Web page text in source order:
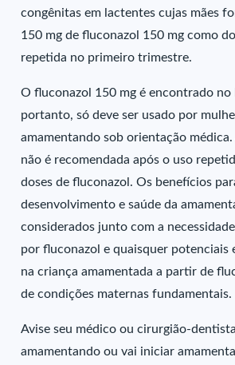
congênitas em lactentes cujas mães
150 mg de fluconazol 150 mg como
repetida no primeiro trimestre.
O fluconazol 150 mg é encontrado no
portanto, só deve ser usado por
amamentando sob orientação médica.
não é recomendada após o uso
doses de fluconazol. Os benefícios
desenvolvimento e saúde da
considerados junto com a
por fluconazol e quaisquer potenciais
na criança amamentada a partir de
de condições maternas fundamentais.
Avise seu médico ou cirurgião-
amamentando ou vai iniciar